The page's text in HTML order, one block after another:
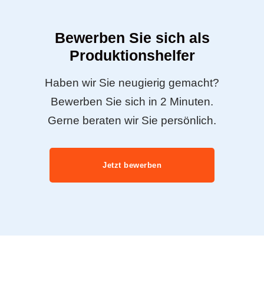
Bewerben Sie sich als
Produktionshelfer
Haben wir Sie neugierig gemacht?
Bewerben Sie sich in 2 Minuten.
Gerne beraten wir Sie persönlich.
Jetzt bewerben